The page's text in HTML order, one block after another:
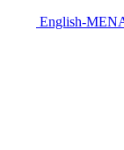
English-